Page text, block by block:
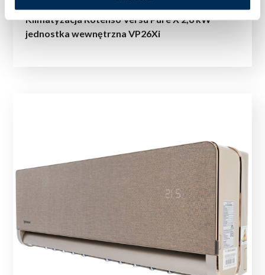
Klimatyzacja Rotenso Versu Pure X 2,6 kW
jednostka wewnętrzna VP26Xi